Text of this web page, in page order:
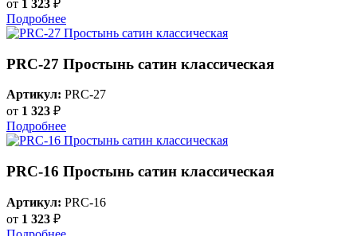
от 1 323 ₽
Подробнее
PRC-27 Простынь сатин классическая
Артикул: PRC-27
от 1 323 ₽
Подробнее
PRC-16 Простынь сатин классическая
Артикул: PRC-16
от 1 323 ₽